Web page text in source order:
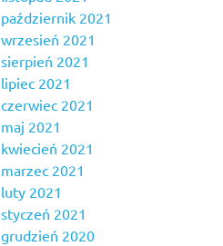
październik 2021
wrzesień 2021
sierpień 2021
lipiec 2021
czerwiec 2021
maj 2021
kwiecień 2021
marzec 2021
luty 2021
styczeń 2021
grudzień 2020